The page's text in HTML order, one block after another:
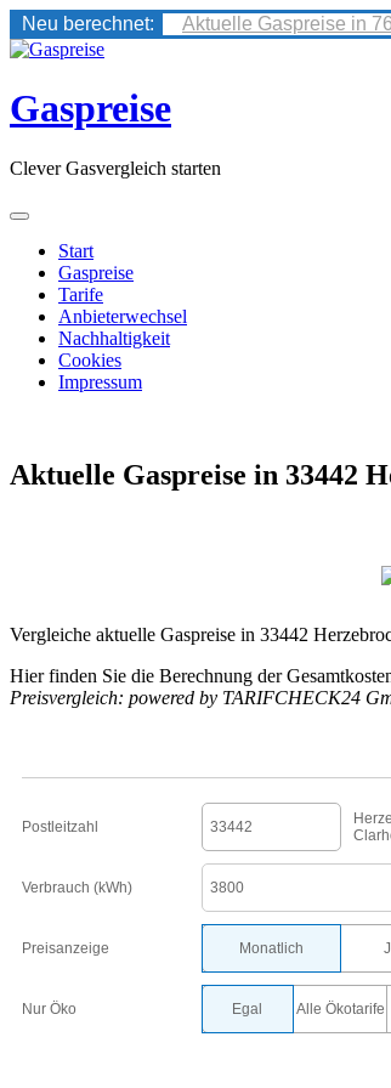
Neu berechnet: Aktuelle Gaspreise in
Skip
content
Gaspreise
Clever Gasvergleich starten
Start
Gaspreise
Tarife
Anbieterwechsel
Nachhaltigkeit
Cookies
Impressum
Aktuelle Gaspreise in 33442
Vergleiche aktuelle Gaspreise in 33442
Hier finden Sie die Berechnung der
Preisvergleich: powered by TARIFCHECK24